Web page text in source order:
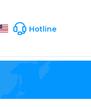
Profile
Hotline